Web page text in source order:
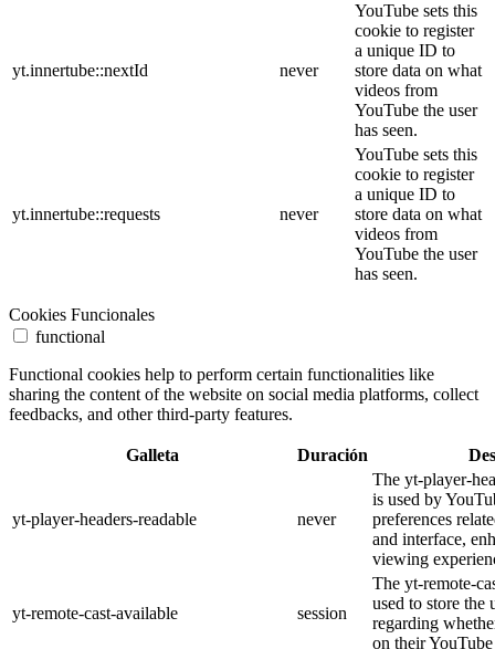
yt.innertube::nextId never
YouTube sets this
cookie to register
a unique ID to
store data on what
videos from
YouTube the user
has seen.
yt.innertube::requests never
YouTube sets this
cookie to register
a unique ID to
store data on what
videos from
YouTube the user
has seen.
Cookies Funcionales
functional
Functional cookies help to perform certain functionalities like
sharing the content of the website on social media platforms, collect
feedbacks, and other third-party features.
Galleta Duración
yt-player-headers-readable never
The yt-player-
is used by
preferences
and interface,
viewing
yt-remote-cast-available session
The yt-remote-
used to store the
regarding
on their